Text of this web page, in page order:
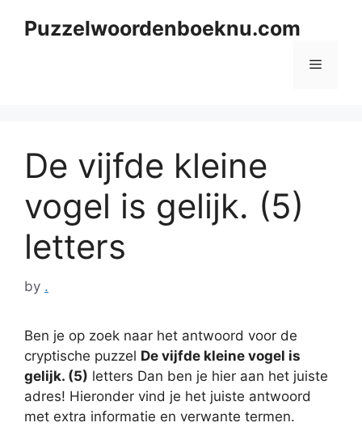
Puzzelwoordenboeknu.com
Menu
De vijfde kleine
vogel is gelijk. (5)
letters
by .
Ben je op zoek naar het antwoord voor de
cryptische puzzel De vijfde kleine vogel is
gelijk. (5) letters Dan ben je hier aan het juiste
adres! Hieronder vind je het juiste antwoord
met extra informatie en verwante termen.